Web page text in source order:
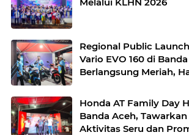
Regional Public
Vario EVO 160 di
Berlangsung Meriah,
Masyarakat
Honda AT Family Day
Banda Aceh,
Aktivitas Seru dan